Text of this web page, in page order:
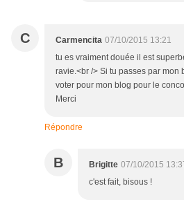
C Carmencita 07/10/2015 13:21
tu es vraiment douée il est
ravie.<br /> Si tu passes par mon
voter pour mon blog pour le
Merci
Répondre
B Brigitte 07/10/2015
c'est fait, bisous !